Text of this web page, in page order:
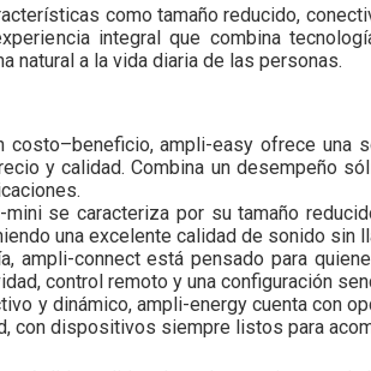
como tamaño reducido,
integral que combina
natural a la vida diaria de las personas.
costo–beneficio, ampli-easy ofrece una
y calidad. Combina un desempeño
se caracteriza por su tamaño
una excelente calidad de sonido sin
ampli-connect está pensado para
control remoto y una configuración
y dinámico, ampli-energy cuenta con
con dispositivos siempre listos para